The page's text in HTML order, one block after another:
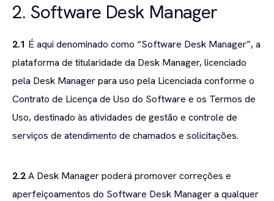
2. Software Desk Manager
2.1 É aqui denominado como “Software Desk Manager”, a
plataforma de titularidade da Desk Manager, licenciado
pela Desk Manager para uso pela Licenciada conforme o
Contrato de Licença de Uso do Software e os Termos de
Uso, destinado às atividades de gestão e controle de
serviços de atendimento de chamados e solicitações.
2.2A Desk Manager poderá promover correções e
aperfeiçoamentos do Software Desk Manager a qualquer